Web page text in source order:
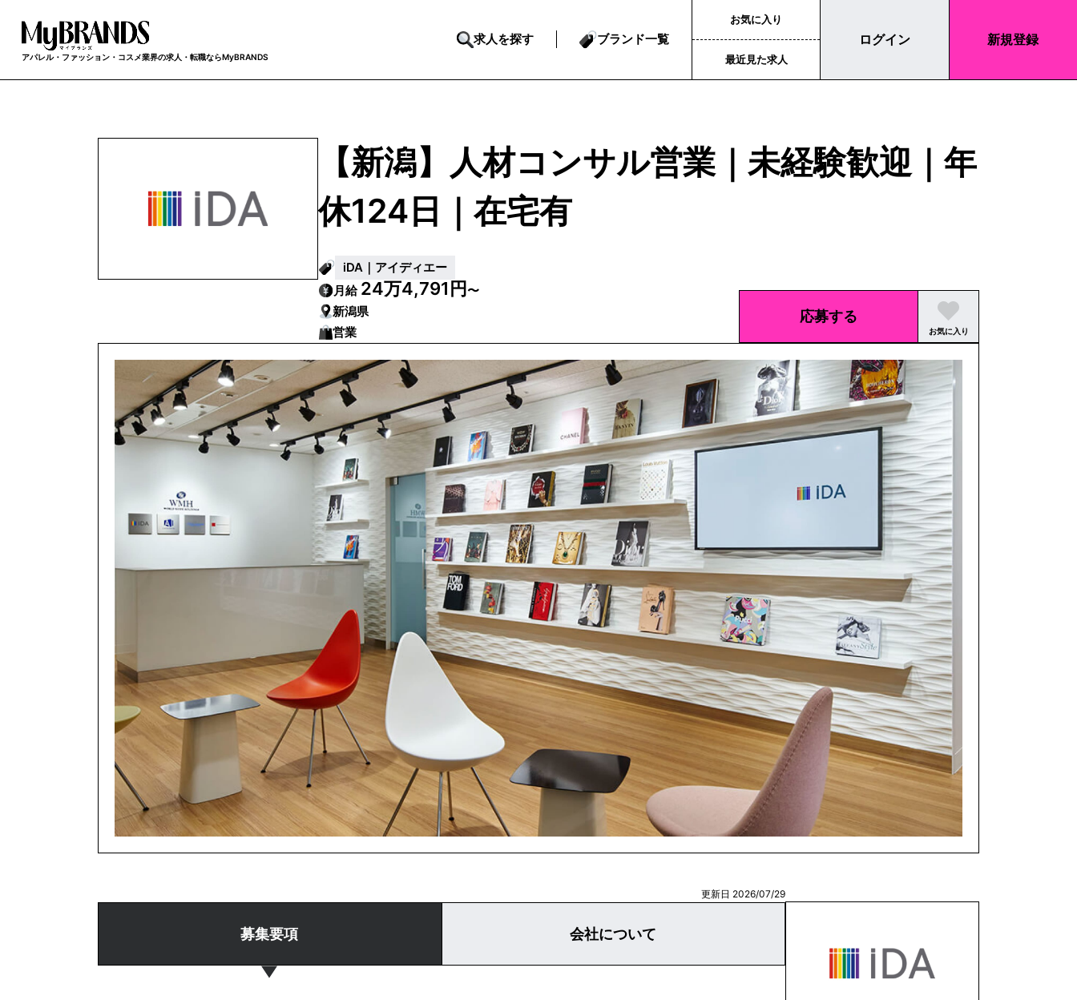
アパレル・ファッション・コスメ業界の求人・転職ならMyBRANDS
求人を探す ブランド一覧
お気に入り
最近見た求人
ログイン 新規登録
【新潟】人材コンサル営業｜未経験歓迎｜年
休124日｜在宅有
iDA｜アイディエー
月給 24万4,791円〜
新潟県
営業
応募する
お気に入り
更新日 2026/07/29
募集要項 会社について